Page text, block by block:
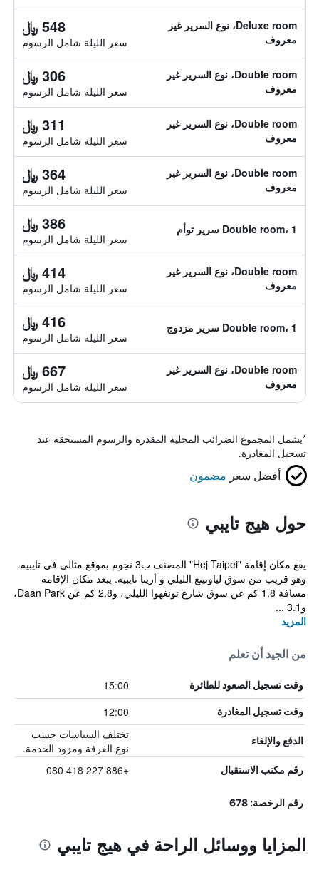
Deluxe room، نوع السرير غير
معروف
548 ﷼
سعر الليلة شامل الرسوم
Double room، نوع السرير غير
معروف
306 ﷼
سعر الليلة شامل الرسوم
Double room، نوع السرير غير
معروف
311 ﷼
سعر الليلة شامل الرسوم
Double room، نوع السرير غير
معروف
364 ﷼
سعر الليلة شامل الرسوم
Double room، 1 سرير توأم 386 ﷼
سعر الليلة شامل الرسوم
Double room، نوع السرير غير
معروف
414 ﷼
سعر الليلة شامل الرسوم
Double room، 1 سرير مزدوج 416 ﷼
سعر الليلة شامل الرسوم
Double room، نوع السرير غير
معروف
667 ﷼
سعر الليلة شامل الرسوم
*يشمل المجموع الضرائب المحلية المقدرة والرسوم المستحقة عند
تسجيل المغادرة.
أفضل سعر مضمون
حول هيج تايبي
يقع مكان إقامة "Hej Taipei" المصنف ب3 نجوم بموقع مثالي في تايبيه،
وهو قريب من سوق لياونينغ الليلي و أرينا تايبيه. يبعد مكان الإقامة
مسافة 1.8 كم عن سوق شارع تونغهوا الليلي، و2.8 كم عن Daan Park،
و3.1 ...
المزيد
من الجيد أن تعلم
وقت تسجيل الصعود للطائرة 15:00
وقت تسجيل المغادرة 12:00
الدفع والإلغاء
تختلف السياسات حسب
نوع الغرفة ومزود الخدمة.
رقم مكتب الاستقبال +886 227 418 080
رقم الرخصة: 678
المزايا ووسائل الراحة في هيج تايبي